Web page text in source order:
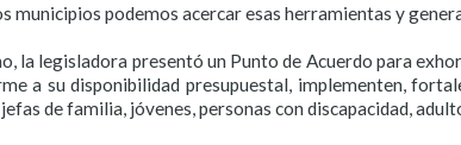
municipios podemos acercar esas herramientas y
la legisladora presentó un Punto de Acuerdo para
a su disponibilidad presupuestal, implementen,
de familia, jóvenes, personas con discapacidad,